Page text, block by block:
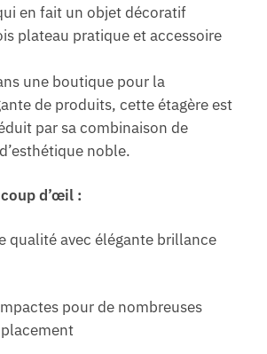
en fait un objet décoratif
plateau pratique et accessoire
une boutique pour la
de produits, cette étagère est
par sa combinaison de
noble.
d’œil :
qualité avec élégante brillance
pour de nombreuses